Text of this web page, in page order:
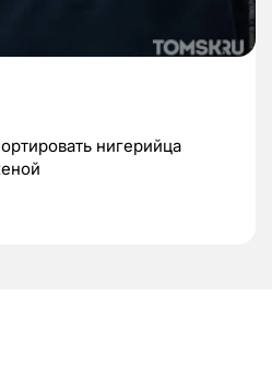
нигерийца